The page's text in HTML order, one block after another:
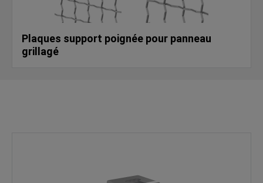
Plaques support poignée pour panneau
grillagé